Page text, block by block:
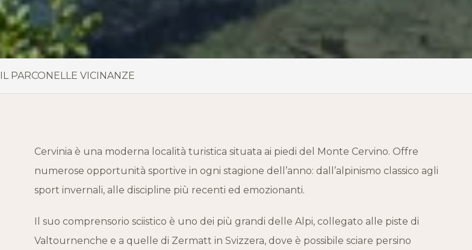
IL PARCONELLE VICINANZE
Cervinia è una moderna località turistica situata ai piedi del Monte Cervino. Offre
numerose opportunità sportive in ogni stagione dell’anno: dall’alpinismo classico agli
sport invernali, alle discipline più recenti ed emozionanti.
Il suo comprensorio sciistico è uno dei più grandi delle Alpi, collegato alle piste di
Valtournenche e a quelle di Zermatt in Svizzera, dove è possibile sciare persino